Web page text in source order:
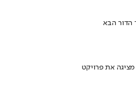
הדור הבא